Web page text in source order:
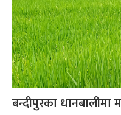
बन्दीपुरका धानबालीमा